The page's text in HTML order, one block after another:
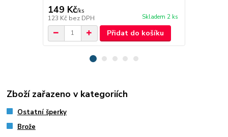
149 Kč/ks
123 Kč bez DPH Skladem 2 ks
Přidat do košíku
Zboží zařazeno v kategoriích
Ostatní šperky
Brože